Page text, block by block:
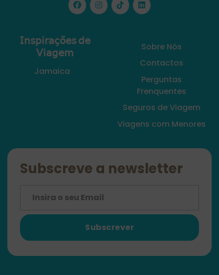
𝖨𝗇𝗌𝗉𝗂𝗋𝖺𝖼̧𝗈̃𝖾𝗌 𝖽𝖾
𝖵𝗂𝖺𝗀𝖾𝗆
Jamaica
Sobre Nós
Contactos
Perguntas
Frenquentes
Seguros de Viagem
Viagens com Menores
Subscreve a newsletter
Subscrever